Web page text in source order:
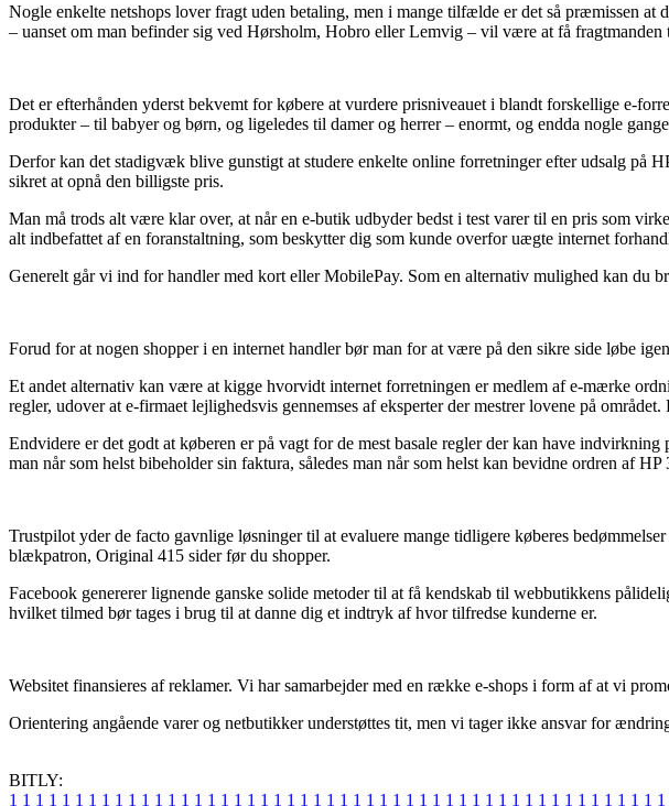
Nogle enkelte netshops lover fragt uden betaling, men i mange tilfælde er det så præmissen
– uanset om man befinder sig ved Hørsholm, Hobro eller Lemvig – vil være at få
Det er efterhånden yderst bekvemt for købere at vurdere prisniveauet i blandt forskellige e-
produkter – til babyer og børn, og ligeledes til damer og herrer – enormt, og endda nogle
Derfor kan det stadigvæk blive gunstigt at studere enkelte online forretninger efter udsalg
sikret at opnå den billigste pris.
Man må trods alt være klar over, at når en e-butik udbyder bedst i test varer til en pris som
alt indbefattet af en foranstaltning, som beskytter dig som kunde overfor uægte internet
Generelt går vi ind for handler med kort eller MobilePay. Som en alternativ mulighed kan du
Forud for at nogen shopper i en internet handler bør man for at være på den sikre side løbe
Et andet alternativ kan være at kigge hvorvidt internet forretningen er medlem af e-mærke
regler, udover at e-firmaet lejlighedsvis gennemses af eksperter der mestrer lovene på
Endvidere er det godt at køberen er på vagt for de mest basale regler der kan have
man når som helst bibeholder sin faktura, således man når som helst kan bevidne ordren af
Trustpilot yder de facto gavnlige løsninger til at evaluere mange tidligere køberes
blækpatron, Original 415 sider før du shopper.
Facebook genererer lignende ganske solide metoder til at få kendskab til webbutikkens
hvilket tilmed bør tages i brug til at danne dig et indtryk af hvor tilfredse kunderne er.
Websitet finansieres af reklamer. Vi har samarbejder med en række e-shops i form af at vi
Orientering angående varer og netbutikker understøttes tit, men vi tager ikke ansvar for
BITLY:
1 1 1 1 1 1 1 1 1 1 1 1 1 1 1 1 1 1 1 1 1 1 1 1 1 1 1 1 1 1 1 1 1 1 1 1 1 1 1 1 1 1 1 1 1 1 1 1 1 1